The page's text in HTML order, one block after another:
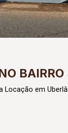
Locação em